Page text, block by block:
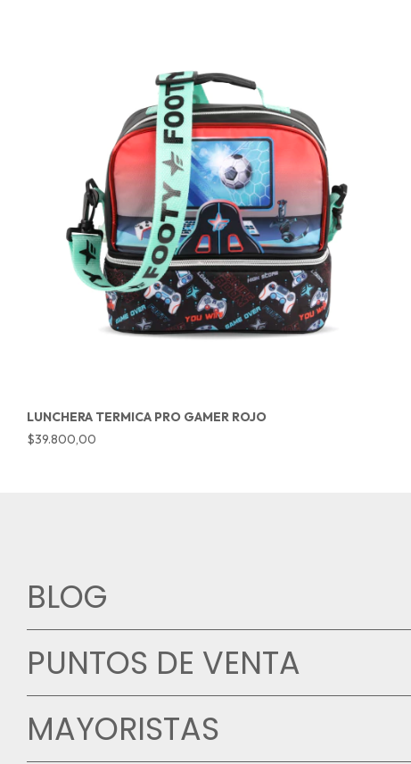
LUNCHERA TERMICA PRO GAMER ROJO
$39.800,00
BLOG
PUNTOS DE VENTA
MAYORISTAS